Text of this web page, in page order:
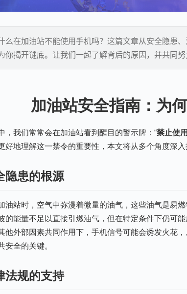
么在加油站不能使用手机吗？这篇文章从安全隐患
你揭开谜底。让我们一起了解背后的原因，并共同
加油站安全指南：为
，我们常常会在加油站看到醒目的警示牌：“禁止使
好地理解这一禁令的重要性，本文将从多个角度深入
隐患的根源
油站时，空气中弥漫着微量的油气，这些油气是易
的能量不足以直接引燃油气，但在特定条件下仍可
他外部因素共同作用下，手机信号可能会诱发火花
安全的关键。
法规的支持